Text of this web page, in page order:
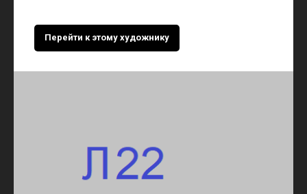
Перейти к этому художнику